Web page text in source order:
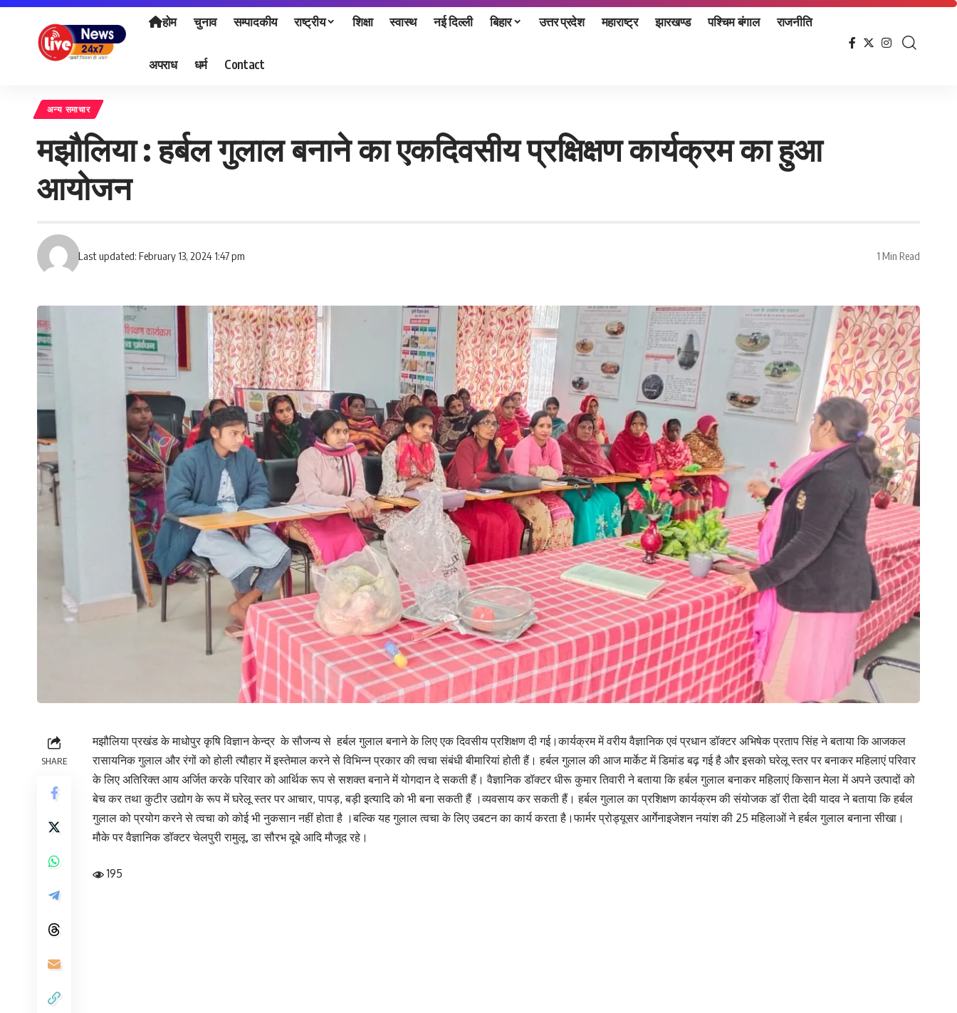
होम चुनाव सम्पादकीय राष्ट्रीय शिक्षा स्वास्थ नई दिल्ली बिहार उत्तर प्रदेश महाराष्ट्र झारखण्ड पश्चिम बंगाल राजनीति
अपराध धर्म Contact
अन्य समाचार
मझौलिया : हर्बल गुलाल बनाने का एकदिवसीय प्रक्षिक्षण कार्यक्रम का हुआ
आयोजन
Last updated: February 13, 2024 1:47 pm 1 Min Read
SHARE
मझौलिया प्रखंड के माधोपुर कृषि विज्ञान केन्द्र के सौजन्य से हर्बल गुलाल बनाने के लिए एक दिवसीय प्रशिक्षण दी गई।कार्यक्रम में वरीय वैज्ञानिक एवं प्रधान डॉक्टर अभिषेक प्रताप सिंह ने बताया कि आजकल
रासायनिक गुलाल और रंगों को होली त्यौहार में इस्तेमाल करने से विभिन्न प्रकार की त्वचा संबंधी बीमारियां होती हैं। हर्बल गुलाल की आज मार्केट में डिमांड बढ़ गई है और इसको घरेलू स्तर पर बनाकर महिलाएं परिवार
के लिए अतिरिक्त आय अर्जित करके परिवार को आर्थिक रूप से सशक्त बनाने में योगदान दे सकती हैं। वैज्ञानिक डॉक्टर धीरू कुमार तिवारी ने बताया कि हर्बल गुलाल बनाकर महिलाएं किसान मेला में अपने उत्पादों को
बेच कर तथा कुटीर उद्योग के रूप में घरेलू स्तर पर आचार, पापड़, बड़ी इत्यादि को भी बना सकती हैं ।व्यवसाय कर सकती हैं। हर्बल गुलाल का प्रशिक्षण कार्यक्रम की संयोजक डॉ रीता देवी यादव ने बताया कि हर्बल
गुलाल को प्रयोग करने से त्वचा को कोई भी नुकसान नहीं होता है ।बल्कि यह गुलाल त्वचा के लिए उबटन का कार्य करता है।फार्मर प्रोड्यूसर आर्गेनाइजेशन नयांश की 25 महिलाओं ने हर्बल गुलाल बनाना सीखा।
मौके पर वैज्ञानिक डॉक्टर चेलपुरी रामुलू, डा सौरभ दूबे आदि मौजूद रहे।
195